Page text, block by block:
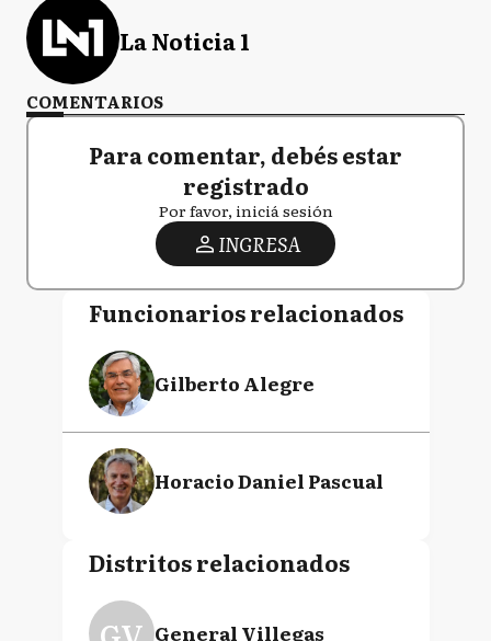
La Noticia 1
COMENTARIOS
Para comentar, debés estar
registrado
Por favor, iniciá sesión
INGRESA
Funcionarios relacionados
Gilberto Alegre
Horacio Daniel Pascual
Distritos relacionados
General Villegas